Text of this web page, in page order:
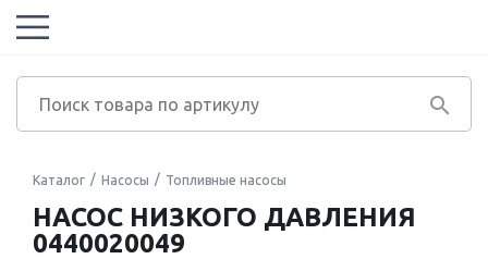
Каталог Насосы Топливные насосы
НАСОС НИЗКОГО ДАВЛЕНИЯ
0440020049